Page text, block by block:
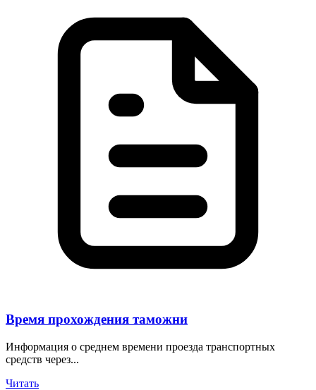
Время прохождения таможни
Информация о среднем времени проезда транспортных
средств через...
Читать